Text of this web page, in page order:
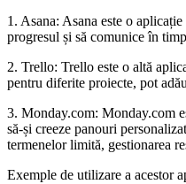
1. Asana: Asana este o
progresul și să comunice în
2. Trello: Trello este o altă
pentru diferite proiecte, pot
3. Monday.com: Monday.com
să-și creeze panouri
termenelor limită, gestionarea
Exemple de utilizare a acestor